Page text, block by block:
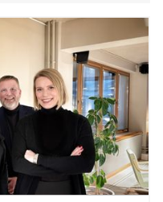
Swecon
laskenta auttaa
voidaan
syntyy
Luontojalanjäljen
tietotyön
johtamiseen.